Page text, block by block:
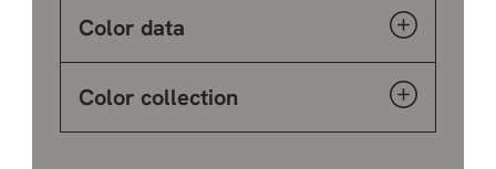
Color data
Color collection